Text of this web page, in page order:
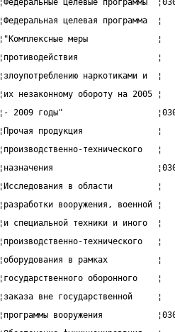
¦Федеральные целевые программы
¦Федеральная целевая
¦"Комплексные меры
¦противодействия
¦злоупотреблению
¦их незаконному обороту на
¦- 2009 годы"
¦Прочая продукция
¦производственно-
¦назначения
¦Исследования в области
¦разработки вооружения,
¦и специальной техники и
¦производственно-
¦оборудования в рамках
¦государственного
¦заказа вне
¦программы вооружения